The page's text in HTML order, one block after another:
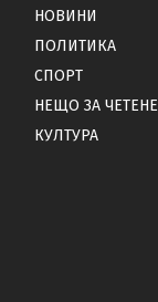
НОВИНИ
ПОЛИТИКА
СПОРТ
НЕЩО ЗА ЧЕТЕНЕ
КУЛТУРА